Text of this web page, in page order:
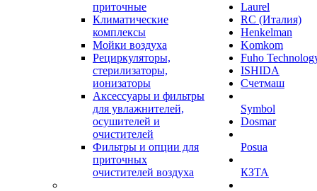
приточные
Климатические
комплексы
Мойки воздуха
Рециркуляторы,
стерилизаторы,
ионизаторы
Аксессуары и фильтры
для увлажнителей,
осушителей и
очистителей
Фильтры и опции для
приточных
очистителей воздуха
Laurel
RC (Италия)
Henkelman
Komkom
Fuho
ISHIDA
Счетмаш
Symbol
Dosmar
Posua
КЗТА